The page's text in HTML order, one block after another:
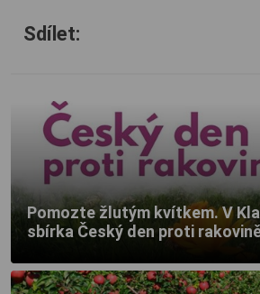
Sdílet:
Pomozte žlutým kvítkem. V
sbírka Český den proti